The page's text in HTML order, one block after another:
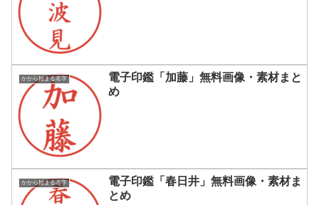
かから始まる名字
電子印鑑「加藤」無料画像・素材まと
め
かから始まる名字
電子印鑑「春日井」無料画像・素材ま
とめ